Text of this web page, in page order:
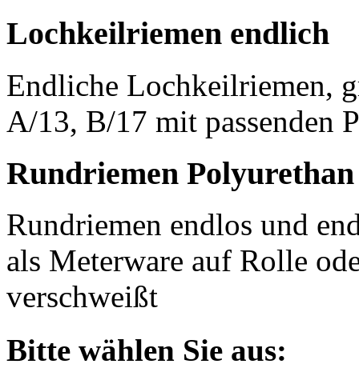
Lochkeilriemen endlich
Endliche Lochkeilriemen,
A/13, B/17 mit passenden
Rundriemen Polyurethan
Rundriemen endlos und
als Meterware auf Rolle
verschweißt
Bitte wählen Sie aus: